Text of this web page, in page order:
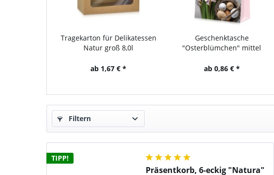
Tragekarton für Delikatessen
Natur groß 8,0l
ab 1,67 € *
Geschenktasche
"Osterblümchen" mittel
ab 0,86 € *
Filtern
TIPP!
Präsentkorb, 6-eckig "Natura"